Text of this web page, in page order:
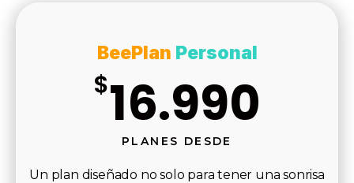
BeePlan Personal
$16.990
PLANES DESDE
Un plan diseñado no solo para tener una sonrisa